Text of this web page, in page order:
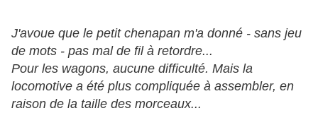
J'avoue que le petit chenapan m'a donné - sans jeu
de mots - pas mal de fil à retordre...
Pour les wagons, aucune difficulté. Mais la
locomotive a été plus compliquée à assembler, en
raison de la taille des morceaux...